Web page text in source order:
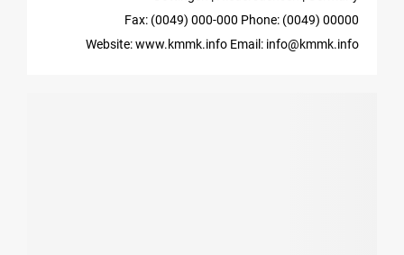
Phone: (0049) 00000
Fax: (0049) 000-000
Email: info@kmmk.info
Website: www.kmmk.info